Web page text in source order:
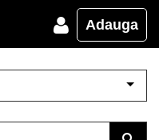
Adauga